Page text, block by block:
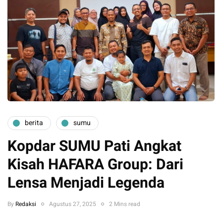
berita sumu
Kopdar SUMU Pati Angkat
Kisah HAFARA Group: Dari
Lensa Menjadi Legenda
By Redaksi Agustus 27, 2025 2 Mins read